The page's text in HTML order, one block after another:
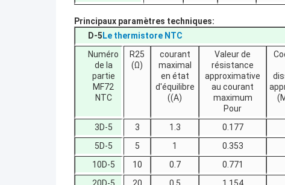
Principaux paramètres techniques:
D-5 Le thermistore NTC
Numéro
de la
partie
MF72
NTC
R25
(Ω)
courant
maximal
en état
d'équilibre
((A)
Valeur de
résistance
approximative
au courant
maximum
Pour
3D-5 3 1.3 0.177
5D-5
5 1 0.353
10D-5
10 0.7 0.771